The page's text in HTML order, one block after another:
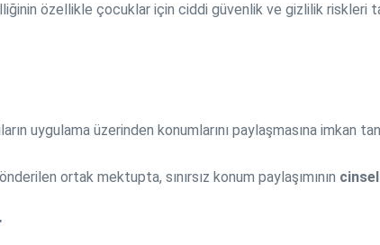
özellikle çocuklar için ciddi güvenlik ve gizlilik riskleri
uygulama üzerinden konumlarını paylaşmasına imkan
ortak mektupta, sınırsız konum paylaşımının